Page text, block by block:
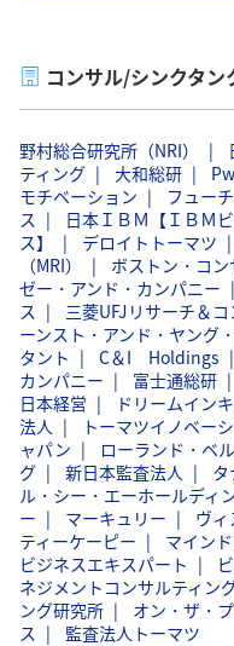
コンサル/シンクタ
野村総合研究所（NRI）
ティング
大和総研
モチベーション
フュー
ス
日本ＩＢＭ【ＩＢＭ
ス】
デロイトトーマツ
（MRI）
ボストン・コ
ゼー・アンド・カンパニー
ス
三菱UFJリサーチ＆
ーンスト・アンド・ヤング
タント
C＆I Holdings
カンパニー
富士通総研
日本経営
ドリームイン
法人
トーマツイノベー
ャパン
ローランド・ベ
グ
新日本監査法人
ル・シー・エーホールディ
ー
マーキュリー ヴィ
ティーケーピー
マイン
ビジネスエキスパート
ネジメントコンサルティン
ング研究所
オン・ザ・
ス
監査法人トーマツ